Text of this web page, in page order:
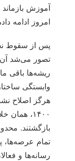
آموزش بازماند
امروز ادامه
تصور می‌شد آن
ریشه‌ها باقی
وابستگی
هرگز اصلاح
۱۴۰۰،
بازگشتند.
تمام عرصه‌ها،
رسانه‌ها و